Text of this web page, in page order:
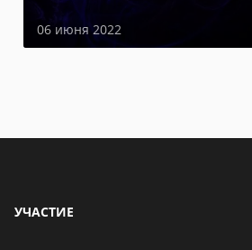
06 июня 2022
УЧАСТИЕ